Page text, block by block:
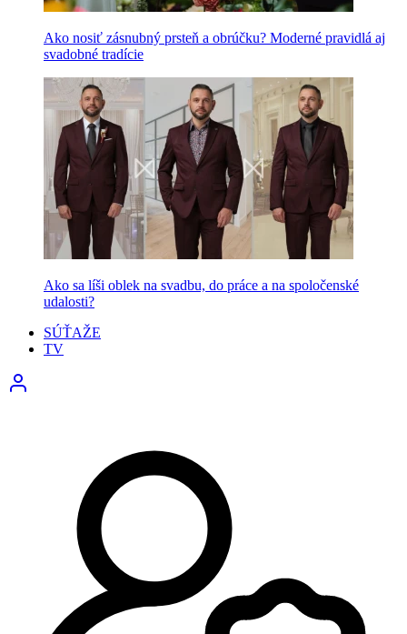
Ako nosiť zásnubný prsteň a obrúčku? Moderné pravidlá aj
svadobné tradície
Ako sa líši oblek na svadbu, do práce a na spoločenské
udalosti?
SÚŤAŽE
TV